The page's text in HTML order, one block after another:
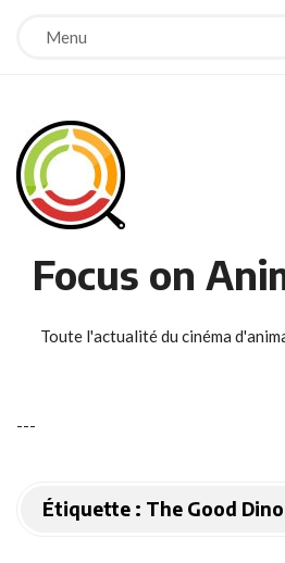
Menu
Focus on
Toute l'actualité du cinéma
---
Étiquette : The Good